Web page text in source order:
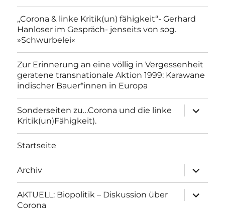
„Corona & linke Kritik(un) fähigkeit“- Gerhard
Hanloser im Gespräch- jenseits von sog.
»Schwurbelei«
Zur Erinnerung an eine völlig in Vergessenheit
geratene transnationale Aktion 1999: Karawane
indischer Bauer*innen in Europa
Sonderseiten zu…Corona und die linke
Kritik(un)Fähigkeit).
anzeigen
Startseite
Archiv
anzeigen
AKTUELL: Biopolitik – Diskussion über
Corona
anzeigen